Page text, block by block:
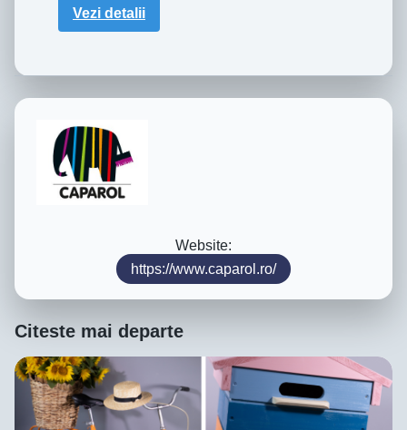
Vezi detalii
Website:
https://www.caparol.ro/
Citeste mai departe